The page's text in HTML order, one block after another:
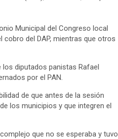
Municipal del Congreso local
del DAP, mientras que otros
diputados panistas Rafael
por el PAN.
de que antes de la sesión
los municipios y que integren el
que no se esperaba y tuvo